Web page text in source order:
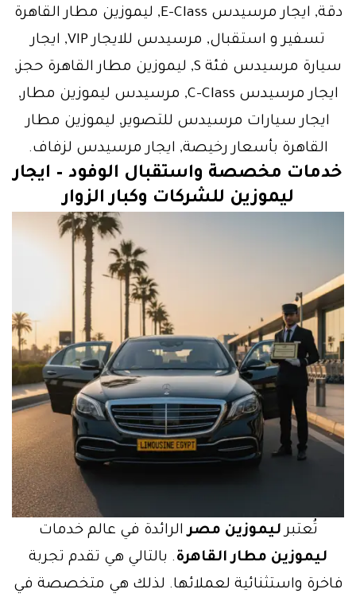
دقة, ايجار مرسيدس E-Class, ليموزين مطار القاهرة
تسفير و استقبال, مرسيدس للايجار VIP, ايجار
سيارة مرسيدس فئة S, ليموزين مطار القاهرة حجز,
ايجار مرسيدس C-Class, مرسيدس ليموزين مطار,
ايجار سيارات مرسيدس للتصوير, ليموزين مطار
القاهرة بأسعار رخيصة, ايجار مرسيدس لزفاف.
خدمات مخصصة واستقبال الوفود – ايجار
ليموزين للشركات وكبار الزوار
تُعتبر ليموزين مصرالرائدة في عالم خدمات
ليموزين مطار القاهرة . بالتالي هي تقدم تجربة
فاخرة واستثنائية لعملائها. لذلك هي متخصصة في